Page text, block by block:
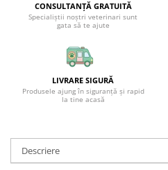
CONSULTANȚĂ GRATUITĂ
Specialiștii noștri veterinari sunt
gata să te ajute
LIVRARE SIGURĂ
Produsele ajung în siguranță și rapid
la tine acasă
Descriere